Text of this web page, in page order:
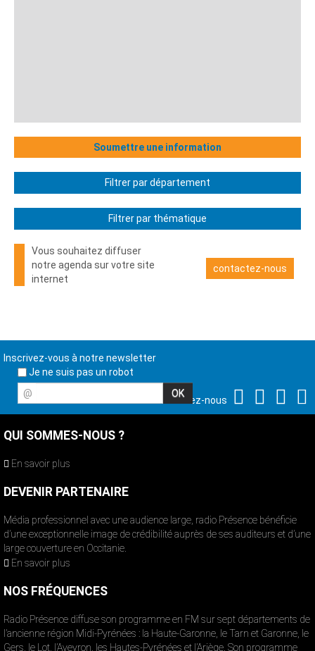
Soumettre une information
Filtrer par département
Filtrer par thématique
Vous souhaitez diffuser
notre agenda sur votre site
internet
contactez-nous
Inscrivez-vous à notre newsletter
Je ne suis pas un robot
@
Suivez-nous
QUI SOMMES-NOUS ?
En savoir plus
DEVENIR PARTENAIRE
Média professionnel avec une audience large, radio Présence bénéficie
d’une exceptionnelle image de crédibilité auprès de ses auditeurs et d’une
large couverture en Occitanie.
En savoir plus
NOS FRÉQUENCES
Radio Présence diffuse son programme en FM sur sept départements de
l’ancienne région Midi-Pyrénées : la Haute-Garonne, le Tarn et Garonne, le
Gers, le Lot, l’Aveyron, les Hautes-Pyrénées et l’Ariège. Son programme